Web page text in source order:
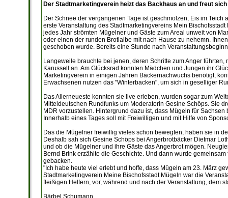
Der Stadtmarketingverein heizt das Backhaus an und freut
Der Schnee der vergangenen Tage ist geschmolzen, Eis im
erste Veranstaltung des Stadtmarketingvereins Mein
jedes Jahr strömten Mügelner und Gäste zum Areal unweit von
oder einen der runden Brotlaibe mit nach Hause zu nehemn.
geschoben wurde. Bereits eine Stunde nach
Langeweile brauchte bei jenen, deren Schritte zum Anger
Karussell an. Am Glücksrad konnten Mädchen und Jungen ihr
Marketingverein in einigen Jahren Bäckernachwuchs benötigt,
Erwachsenen nutzen das "Winterbacken", um sich in geselliger
Das Allerneueste konnten sie live erleben, wurden sogar zum
Mitteldeutschen Rundfunks um Moderatorin Gesine Schöps. Sie
MDR vorzustellen. Hintergrund dazu ist, dass Mügeln für
Innerhalb eines Tages soll mit Freiwilligen und mit Hilfe von
Das die Mügelner freiwillig vieles schon bewegten, haben sie in
Deshalb sah sich Gesine Schöps bei Angerbrotbäcker Dietmar
und ob die Mügelner und ihre Gäste das Angerbrot mögen.
Bernd Brink erzählte die Geschichte. Und dann wurde
gebacken.
"Ich habe heute viel erlebt und hoffe, dass Mügeln am 23. März
Stadtmarketingverein Meine Bischofsstadt Mügeln war die
fleißigen Helfern, vor, während und nach der Veranstaltung, dem
Bärbel Schumann